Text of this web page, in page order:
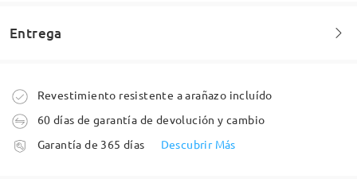
qualités et les verres sont bien adaptés à ma
vision. SUPER
Leer todos los
Entrega
Pedido realizado
Fabricación
Revestimiento resistente a arañazo incluído
60 días de garantía de devolución y cambio
Garantía de 365 días
Descubrir Más